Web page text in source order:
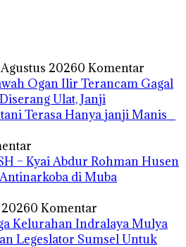
20260 Komentar
Ogan Ilir Terancam Gagal
Ulat, Janji
Terasa Hanya janji Manis
– Kyai Abdur Rohman Husen
di Muba
0 Komentar
Kelurahan Indralaya Mulya
Legeslator Sumsel Untuk